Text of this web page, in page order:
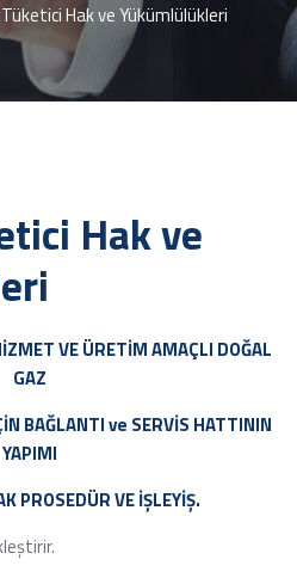
Hak ve Yükümlülükleri
Hak ve
VE ÜRETİM AMAÇLI DOĞAL
GAZ
BAĞLANTI ve SERVİS HATTININ
YAPIMI
PROSEDÜR VE İŞLEYİŞ.